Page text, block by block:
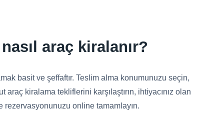
araç kiralanır?
basit ve şeffaftır. Teslim alma konumunuzu seçin,
kiralama tekliflerini karşılaştırın, ihtiyacınız olan
rezervasyonunuzu online tamamlayın.